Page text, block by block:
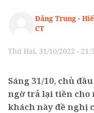
Đăng Trung -
CT
Thứ Hai, 31/10/2022 -
Sáng 31/10, chủ
ngờ trả lại tiền cho
khách này đề nghị